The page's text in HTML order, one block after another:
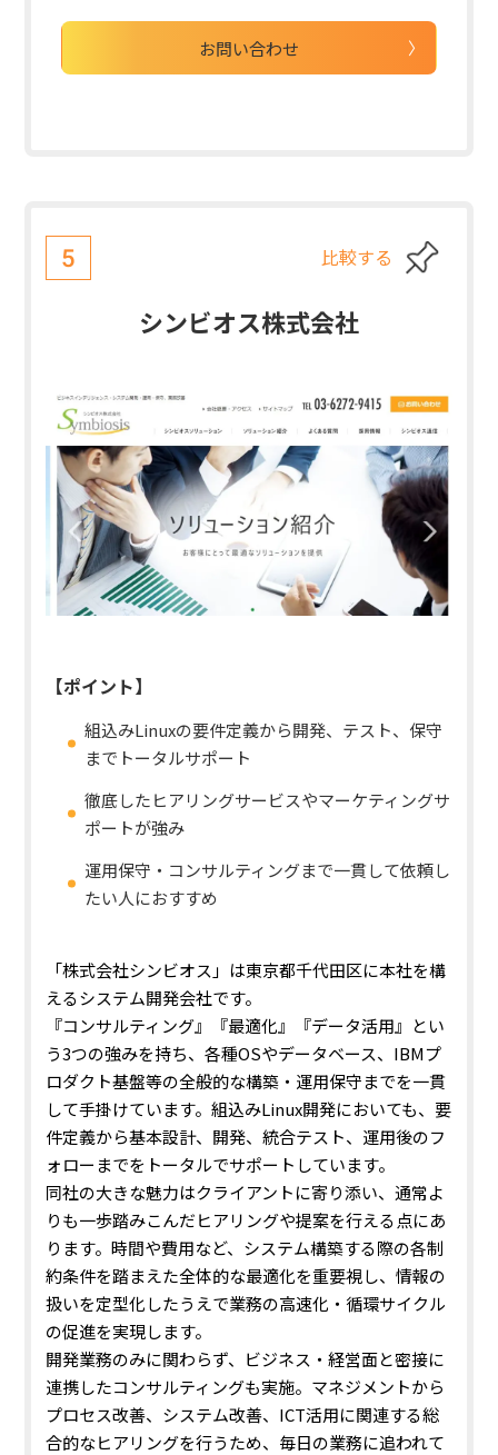
お問い合わせ
5 比較する
シンビオス株式会社
【ポイント】
組込みLinuxの要件定義から開発、テスト、保守
までトータルサポート
徹底したヒアリングサービスやマーケティングサ
ポートが強み
運用保守・コンサルティングまで一貫して依頼し
たい人におすすめ
「株式会社シンビオス」は東京都千代田区に本社を構
えるシステム開発会社です。
『コンサルティング』『最適化』『データ活用』とい
う3つの強みを持ち、各種OSやデータベース、IBMプ
ロダクト基盤等の全般的な構築・運用保守までを一貫
して手掛けています。組込みLinux開発においても、要
件定義から基本設計、開発、統合テスト、運用後のフ
ォローまでをトータルでサポートしています。
同社の大きな魅力はクライアントに寄り添い、通常よ
りも一歩踏みこんだヒアリングや提案を行える点にあ
ります。時間や費用など、システム構築する際の各制
約条件を踏まえた全体的な最適化を重要視し、情報の
扱いを定型化したうえで業務の高速化・循環サイクル
の促進を実現します。
開発業務のみに関わらず、ビジネス・経営面と密接に
連携したコンサルティングも実施。マネジメントから
プロセス改善、システム改善、ICT活用に関連する総
合的なヒアリングを行うため、毎日の業務に追われて